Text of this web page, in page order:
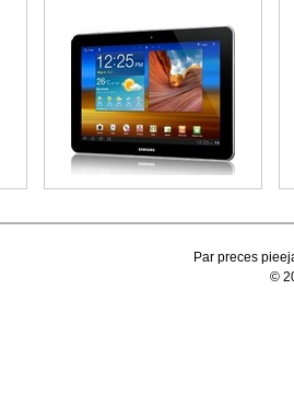
Par preces
©